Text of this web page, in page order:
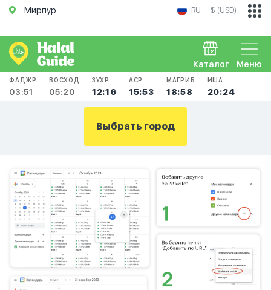
Мирпур RU $ (USD)
Меню
Каталог
ФАДЖР
03:51
ВОСХОД
05:20
ЗУХР
12:16
АСР
15:53
МАГРИБ
18:58
ИША
20:24
Выбрать город